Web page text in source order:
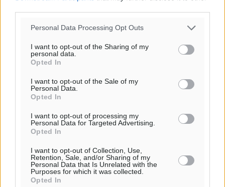
Personal Data Processing Opt Outs
I want to opt-out of the Sharing of my
personal data.
Opted In
I want to opt-out of the Sale of my
Personal Data.
Opted In
I want to opt-out of processing my
Personal Data for Targeted Advertising.
Opted In
I want to opt-out of Collection, Use,
Retention, Sale, and/or Sharing of my
Personal Data that Is Unrelated with the
Purposes for which it was collected.
Opted In
παρεχόμενου συνδέσμου παραπομπής προς το άρθρο
της Δημοκρατικής.
o καιρός τώρα:
km/h
°